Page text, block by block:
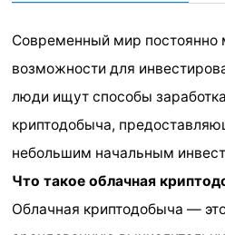
Современный мир постоянно
возможности для
люди ищут способы
криптодобыча,
небольшим начальным
Что такое облачная
Облачная криптодобыча —